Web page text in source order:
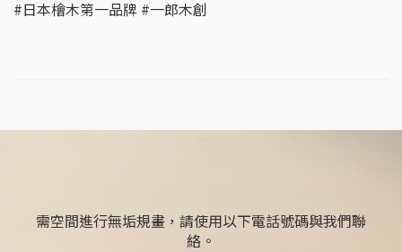
#日本檜木第一品牌 #一郎木創
需空間進行無垢規畫，請使用以下電話號碼與我們聯
絡。